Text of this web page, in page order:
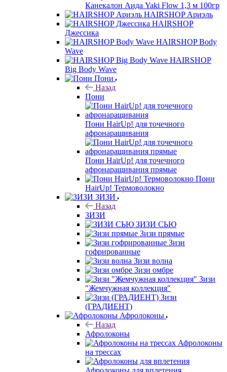
Канекалон Аида Yaki Flow 1,3 м 100гр
HAIRSHOP Ариэль
HAIRSHOP
Джессика
HAIRSHOP Body
Wave
HAIRSHOP
Big Body Wave
Пони
Назад
Пони
Пони HairUp! для точечного
афронаращивания
Пони HairUp! для точечного
афронаращивания прямые
Пони
HairUp! Термоволокно
ЗИЗИ
Назад
ЗИЗИ
ЗИЗИ СЬЮ
Зизи прямые
Зизи
гофрированные
Зизи волна
Зизи омбре
Зизи
"Жемчужная коллекция"
Зизи
(ГРАДИЕНТ)
Афролоконы
Назад
Афролоконы
Афролоконы
на трессах
Афролоконы для вплетения